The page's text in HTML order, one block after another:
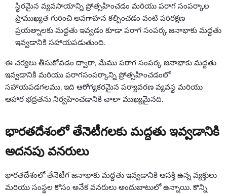
స్థిరమైన వ్యవసాయాన్ని ప్రోత్సహించడం మరియు పరాగ సంపర్కాల
ప్రాముఖ్యత గురించి అవగాహన కల్పించడం వంటి పరిరక్షణ
ప్రయత్నాలకు మద్దతు ఇవ్వడం కూడా పరాగ సంపర్క జనాభాకు మద్దతు
ఇవ్వడానికి సహాయపడుతుంది.
ఈ చర్యలు తీసుకోవడం ద్వారా, మేము పరాగ సంపర్క జనాభాకు మద్దతు
ఇవ్వడానికి మరియు పరాగసంపర్కాన్ని ప్రోత్సహించడంలో
సహాయపడగలము, ఇది ఆరోగ్యకరమైన పర్యావరణ వ్యవస్థ మరియు
ఆహార భద్రతను నిర్వహించడానికి చాలా ముఖ్యమైనది.
భారతదేశంలో తేనెటీగలకు మద్దతు ఇవ్వడానికి
అదనపు వనరులు
భారతదేశంలో తేనెటీగ జనాభాకు మద్దతు ఇవ్వడానికి ఆసక్తి ఉన్న వ్యక్తులు
మరియు సంస్థల కోసం అనేక వనరులు అందుబాటులో ఉన్నాయి. కొన్ని